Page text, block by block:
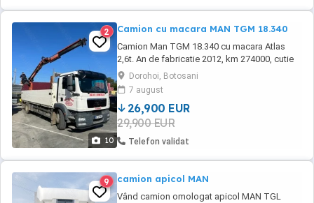
10
2 Camion cu macara MAN TGM 18.340
Camion Man TGM 18.340 cu macara Atlas
2,6t. An de fabricatie 2012, km 274000, cutie
automata, camere oglinzi, totul automat, fara
accidente, arata si functioneaza impecabil
totul la ea, inclusiv macaraua. Se vinde pentru
ca nu este de lucru pentru masina, eventual
schimb cu autobasculanta sau camioneta ...
Dorohoi, Botosani
7 august
26,900 EUR
29,900 EUR
Telefon validat
9 camion apicol MAN
Vând camion omologat apicol MAN TGL